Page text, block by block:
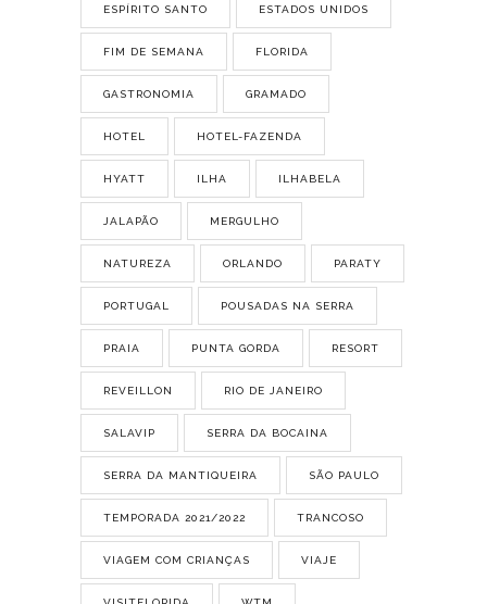
ESPÍRITO SANTO ESTADOS UNIDOS
FIM DE SEMANA FLORIDA
GASTRONOMIA GRAMADO
HOTEL HOTEL-FAZENDA
HYATT ILHA ILHABELA
JALAPÃO MERGULHO
NATUREZA ORLANDO PARATY
PORTUGAL POUSADAS NA SERRA
PRAIA PUNTA GORDA RESORT
REVEILLON RIO DE JANEIRO
SALAVIP SERRA DA BOCAINA
SERRA DA MANTIQUEIRA SÃO PAULO
TEMPORADA 2021/2022 TRANCOSO
VIAGEM COM CRIANÇAS VIAJE